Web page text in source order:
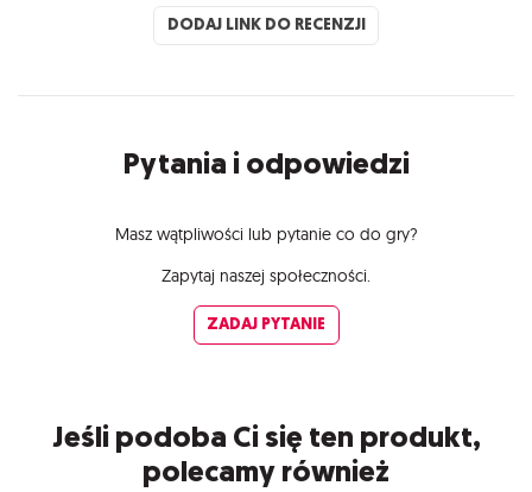
DODAJ LINK DO RECENZJI
Pytania i odpowiedzi
Masz wątpliwości lub pytanie co do gry?
Zapytaj naszej społeczności.
ZADAJ PYTANIE
Jeśli podoba Ci się ten produkt,
polecamy również